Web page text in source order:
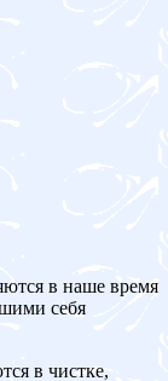
в наше время
себя
в чистке,